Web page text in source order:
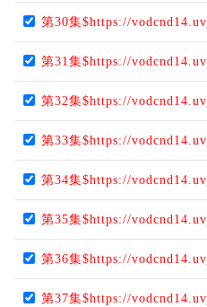
第30集$https://
第31集$https://
第32集$https://
第33集$https://
第34集$https://
第35集$https://
第36集$https://
第37集$https://